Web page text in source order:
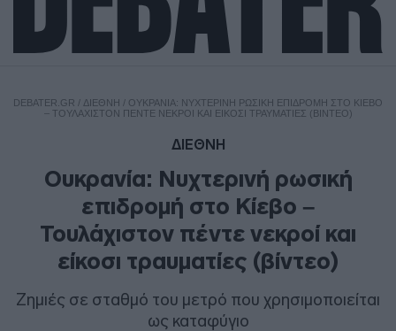
DEBATER.GR / ΔΙΕΘΝΗ / ΟΥΚΡΑΝΊΑ: ΝΥΧΤΕΡΙΝΉ ΡΩΣΙΚΉ ΕΠΙΔΡΟΜΉ ΣΤΟ ΚΊΕΒΟ
– ΤΟΥΛΆΧΙΣΤΟΝ ΠΈΝΤΕ ΝΕΚΡΟΊ ΚΑΙ ΕΊΚΟΣΙ ΤΡΑΥΜΑΤΊΕΣ (ΒΊΝΤΕΟ)
ΔΙΕΘΝΗ
Ουκρανία: Νυχτερινή ρωσική
επιδρομή στο Κίεβο –
Τουλάχιστον πέντε νεκροί και
είκοσι τραυματίες (βίντεο)
Ζημιές σε σταθμό του μετρό που χρησιμοποιείται
ως καταφύγιο